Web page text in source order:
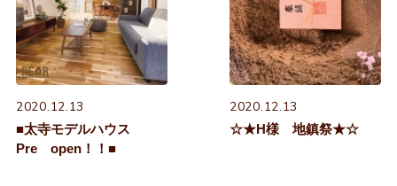
2020.12.13
■太寺モデルハウス
Pre open！！■
2020.12.13
☆★H様 地鎮祭★☆